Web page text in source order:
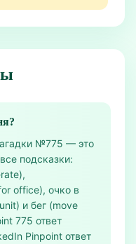
№775 — это
подсказки:
office), очко в
и бег (move
775 ответ
Pinpoint ответ